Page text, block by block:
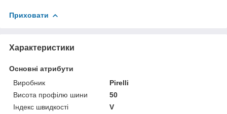
Приховати
Характеристики
Основні атрибути
Виробник
Pirelli
Висота профілю шини
50
Індекс швидкості
V